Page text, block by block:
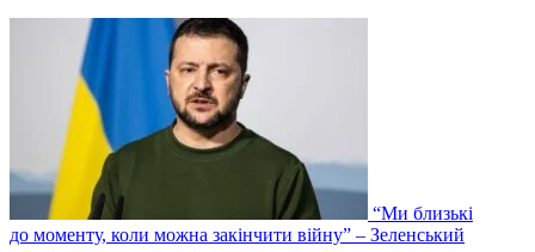
“Ми близькі
до моменту, коли можна закінчити війну” – Зеленський